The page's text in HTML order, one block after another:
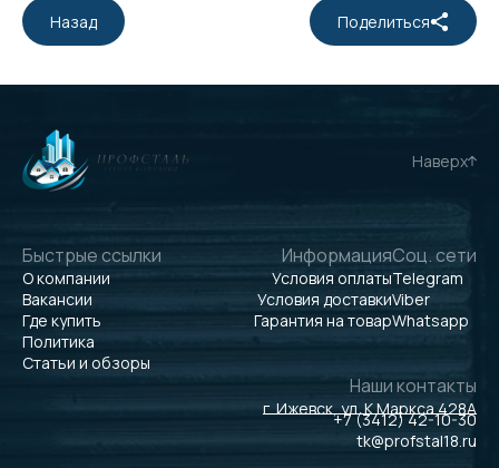
Назад Поделиться
Наверх
Быстрые ссылки
О компании
Вакансии
Где купить
Политика
Статьи и обзоры
Информация
Условия оплаты
Условия доставки
Гарантия на товар
Соц. сети
Telegram
Viber
Whatsapp
Наши контакты
г. Ижевск, ул. К.Маркса 428А
+7 (3412) 42-10-30
tk@profstal18.ru